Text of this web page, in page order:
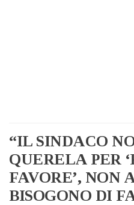
“IL SINDACO
QUERELA PER
FAVORE’, NON
BISOGONO DI